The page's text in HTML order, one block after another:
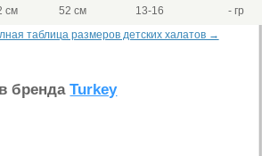
см 52 см 13-16
- гр
таблица размеров детских халатов →
брендаTurkey